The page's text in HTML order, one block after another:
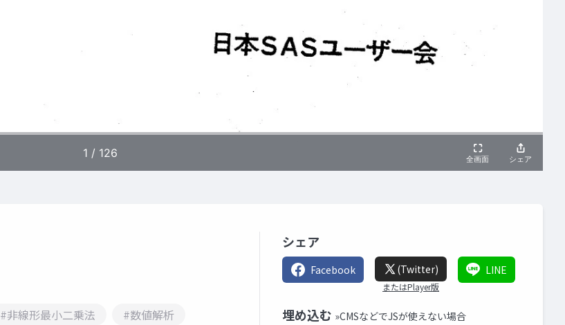
#非線形最小二乗法
#数値解析
シェア
Facebook (Twitter)
またはPlayer版
LINE
埋め込む »CMSなどでJSが使えない場合